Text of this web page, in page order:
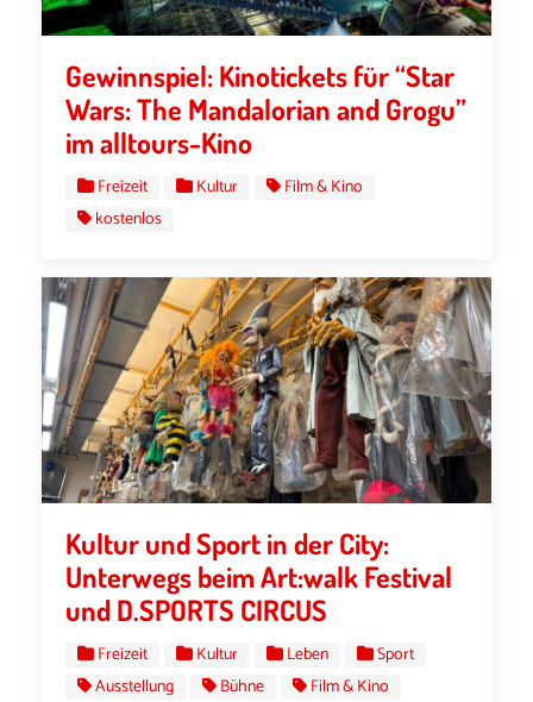
Gewinnspiel: Kinotickets für “Star
Wars: The Mandalorian and Grogu”
im alltours-Kino
Freizeit Kultur
Film & Kino
kostenlos
Kultur und Sport in der City:
Unterwegs beim Art:walk Festival
und D.SPORTS CIRCUS
Freizeit Kultur Leben
Sport
Ausstellung
Bühne
Film & Kino